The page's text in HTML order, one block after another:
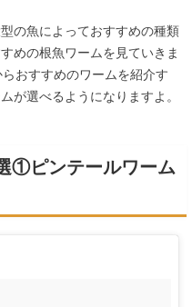
の魚によっておすすめの種類
めの根魚ワームを見ていきま
おすすめのワームを紹介す
が選べるようになりますよ。
①ピンテールワーム